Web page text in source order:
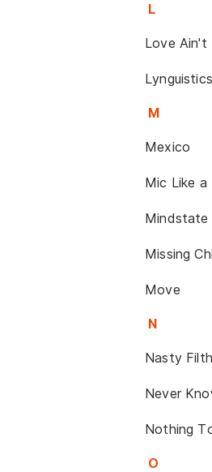
L
Love Ain't
Lynguistics
M
Mexico
Mic Like a
Mindstate
Missing
Move
N
Nasty
Never
Nothing
O